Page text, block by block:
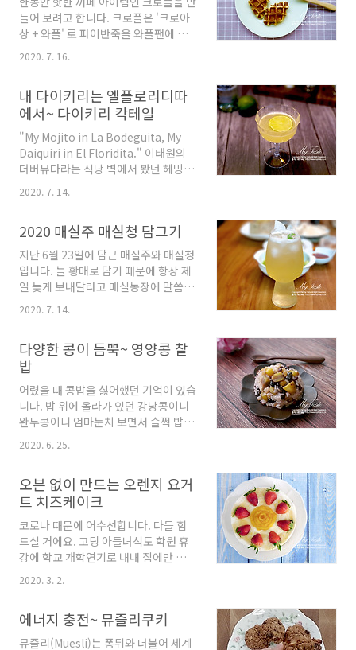
까~~ 우선 여기저기 청..
칵테일이라 쉽게 만들 수 있어서 사람들
이 애정하나봅니다. 이 칵테일은 1949
년 벨기에 브뤼셀에서 첨 만들어졌다는
데 보드카가 들어가는거 이외에는 러시
스웨덴에서 만들고 스미노프도 지금은
미국국적회사가 만듭니다.) 보통 보드
카 1, 칼루아 0.5의 비율로 만들지만 취
향에 따라 비율을 조정합니다. 난 1:1~!
**🍸Rec..
들어 보려고 합니다. 크로플은 '크로아
상 + 와플' 로 파이반죽을 와플팬에 구
운 거에요. 바삭하고 버터향 그윽한 것
이 딱 까페 아이템이죠. 요즘 워낙 냉동
수고를 할 필요가 없었어요. 쓱 새벽 배
송으로 CJ 고메베이커리의 크로아상 생
지를 구매했습니다. 총 중량은 330g,
미니크로아상이라 11개 들어 있었고 가
격은 6,980원. 30g 개당 635원(1g 21
원) 꼴이네요. 먼저 생지를 실온에 두어
해동을 해줍니다. 그리고 와플팬에 버
보니 코팅 잘되있고 생지 자체가 워낙
버터 베이스여서 굳이 버터칠 할 필요
없었어요. 앞의 것은 두개 붙여서 구웠
고... 뒤에거는 너무 구워서 색이 진해졌
네요...
2020. 7. 16.
내 다이키리는 엘플로리디따
에서~ 다이키리 칵테일
"My Mojito in La Bodeguita, My
Daiquiri in El Floridita." 이태원의
더버뮤다라는 식당 벽에서 봤던 헤밍웨
이의 말씀이죠~ 둘 다 쿠바 술집 이름인
데 모히또랑 다이키리를 마시려고 관광
비도 오고 시국도 어수선하여 퇴근 전에
혼돈주(?)로 다이키리 한 잔 말아보기로
했습니다. 직접 짠 생라임주스와 모닌
라임주스 두가지 버전. 모닌라임주스버
전도 톡 쏘는 듯하지만 의외로 시원한
청량감이 있다. 라임 없을 때 대체가능
이키리로 블랜더에 갈지 않고 쉐이커를
사용했으며, 기타 과일 첨가 안하고 오
직 라임만 가지고 만들었습니다. **🍸
Recipe🥂** Bacardi Carta Blanca
2 oz Fres..
2020. 7. 14.
2020 매실주 매실청 담그기
지난 6월 23일에 담근 매실주와 매실청
입니다. 늘 황매로 담기 때문에 항상 제
일 늦게 보내달라고 매실농장에 말씀드
리곤 하는데 올해는 날씨 상황이 여의치
않다고 좀 일찍 보내주셨어요. 완전히
수 없는데 올해는 단단한 아이들이 많아
씨를 빼고 매실청을 담갔습니다. 작년
매실주가 많이 남아서 올해는 8키로만
시켰어요. 한 땀 한 땀 꼬다리 떼내기...
올해 매실도 넘 이쁘고 좋네요~ 깨끗이
씻어 소쿠리에 담아 하룻밤 물기를 말려
줍니다. 소독한 담금병에 매실주 담기.
40g과 매실 4키로씩 넣어 줍니다. 올해
는 일곱단지 매실주를 담고 남은 매실로
는 매실청을 만들었습니다. 미리 과육
이 많은 아이들로 골라 놨다가 매실 씨
빼는 도구로 ..
2020. 7. 14.
다양한 콩이 듬뿍~ 영양콩 찰
밥
어렸을 때 콩밥을 싫어했던 기억이 있습
니다. 밥 위에 올라가 있던 강낭콩이니
완두콩이니 엄마눈치 보면서 슬쩍 밥그
릇 앞쪽으로 숨겨 놓곤 했었는데... 아마
도 생각했던 밥이라는 질감과 입 안에서
까 싶어요. 저뿐 아니라 제가 아는 아이
들은 콩밥을 대부분 싫어했지만, 자라
면서 다양한 식감의 경험과 함께 콩도
자연스럽게 먹게 되는 것 같습니다. 물
론 타고난 콩밭 매는 아가들(?)도 본 적
은 있지요... ㅎㅎ 요새는 국내산 콩 이
외에도 다양한 종류의 콩들이 수입되던
있다는 등... 뜬금 없는 건강보조식품처
럼 포장되기도 하지만 어쨌든 선택의 여
지도 많아지고 맛도 괜찮은 편입니다.
2020. 6. 25.
오븐 없이 만드는 오렌지 요거
트 치즈케이크
코로나 때문에 어수선합니다. 다들 힘
드실 거에요. 고딩 아들녀석도 학원 휴
강에 학교 개학연기로 내내 집에만 있어
요. 덕분에 같이 밥먹는 시간이 많아져
서 반찬이니 간식이니 더 신경쓰입니
크 만들어 봅니다. 오븐에 굽지않고 그
릭요거트와 화이트초콜릿을 크림치즈
2020. 3. 2.
에너지 충전~ 뮤즐리쿠키
뮤즐리(Muesli)는 퐁뒤와 더불어 세계